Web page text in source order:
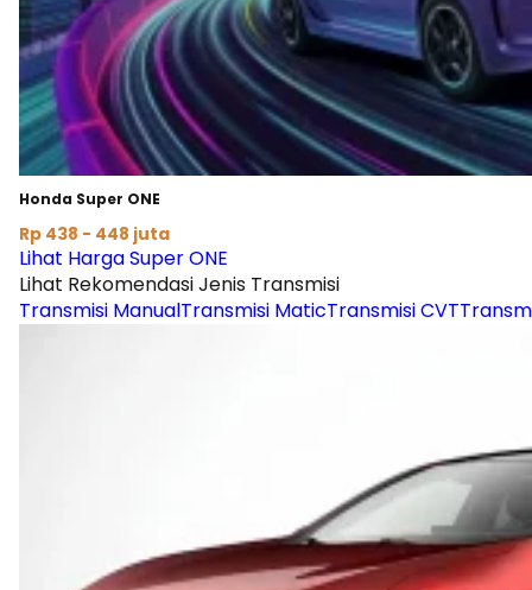
Honda Super ONE
Rp 438 - 448 juta
Lihat Harga Super ONE
Lihat Rekomendasi Jenis Transmisi
Transmisi ManualTransmisi MaticTransmisi CVT